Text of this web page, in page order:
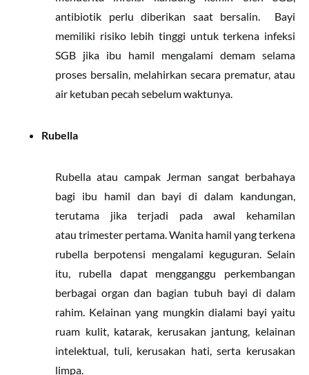
antibiotik perlu diberikan saat bersalin. Bayi
memiliki risiko lebih tinggi untuk terkena infeksi
SGB jika ibu hamil mengalami demam selama
proses bersalin, melahirkan secara prematur, atau
air ketuban pecah sebelum waktunya.
Rubella
Rubella atau campak Jerman sangat berbahaya
bagi ibu hamil dan bayi di dalam kandungan,
terutama jika terjadi pada awal kehamilan
atau trimester pertama. Wanita hamil yang terkena
rubella berpotensi mengalami keguguran. Selain
itu, rubella dapat mengganggu perkembangan
berbagai organ dan bagian tubuh bayi di dalam
rahim. Kelainan yang mungkin dialami bayi yaitu
ruam kulit, katarak, kerusakan jantung, kelainan
intelektual, tuli, kerusakan hati, serta kerusakan
limpa.